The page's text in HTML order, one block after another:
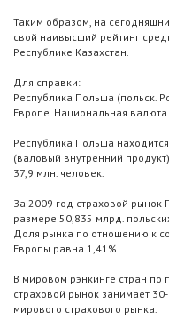
Таким образом, на
свой наивысший рейтинг
Республике Казахстан.
Для справки:
Республика Польша (польск.
Европе. Национальная валюта
Республика Польша
(валовый внутренний
37,9 млн. человек.
За 2009 год страховой
размере 50,835 млрд.
Доля рынка по отношению к
Европы равна 1,41%.
В мировом рэнкинге стран по
страховой рынок занимает
мирового страхового рынка.